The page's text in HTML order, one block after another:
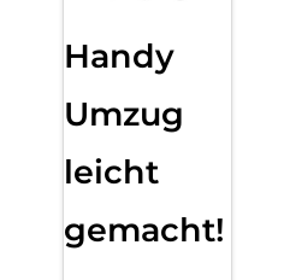
Handy
Umzug
leicht
gemacht!